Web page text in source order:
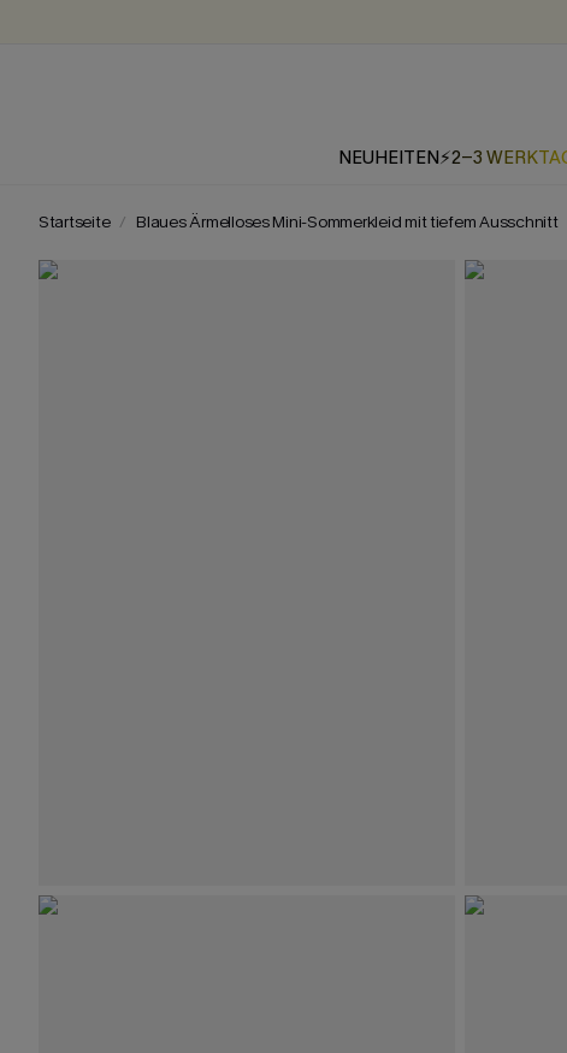
NEUHEITEN⚡2-3
Startseite Blaues Ärmelloses Mini-Sommerkleid mit tiefem Ausschnitt